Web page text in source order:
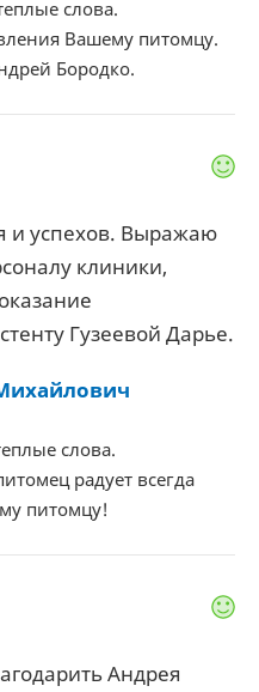
слова.
Вашему питомцу.
Бородко.
и успехов. Выражаю
клиники,
Гузеевой Дарье.
слова.
радует всегда
питомцу!
Андрея